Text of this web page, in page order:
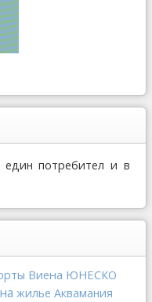
потребител и в
Виена ЮНЕСКО
жилье Аквамания